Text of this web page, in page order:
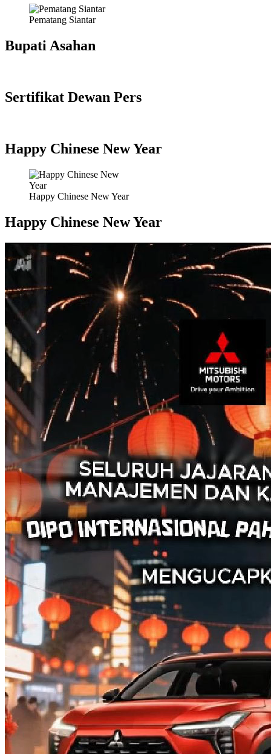
Pematang Siantar
Bupati Asahan
Sertifikat Dewan Pers
Happy Chinese New Year
Happy Chinese New Year
Happy Chinese New Year